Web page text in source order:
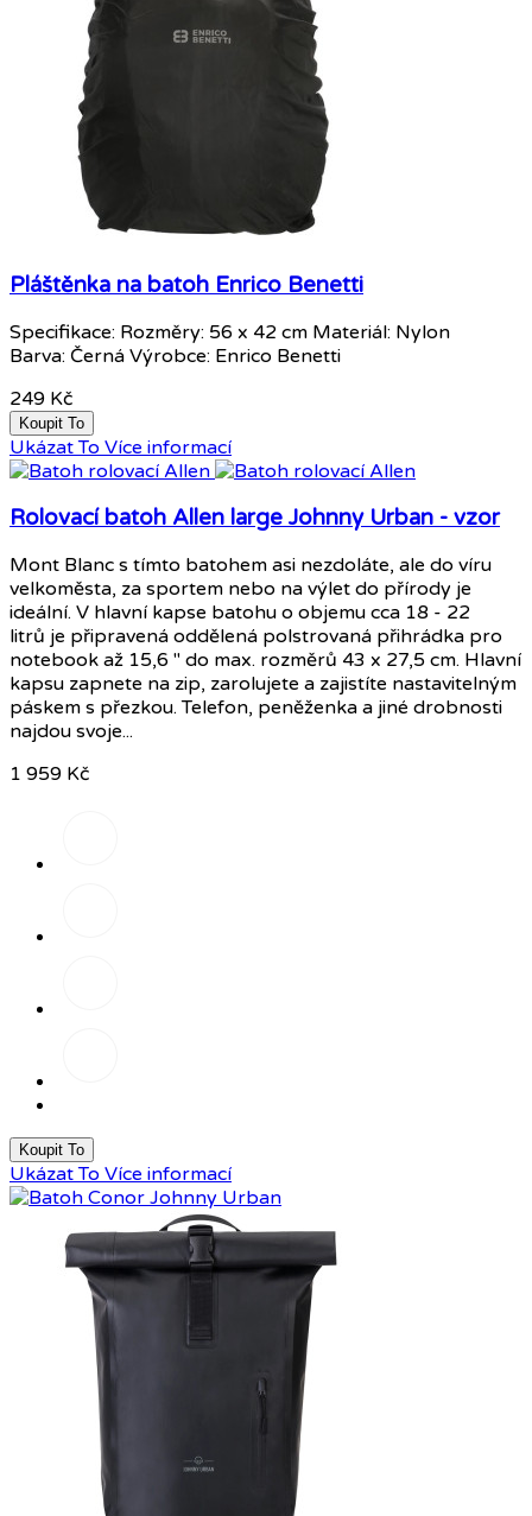
Pláštěnka na batoh Enrico Benetti
Specifikace: Rozměry: 56 x 42 cm Materiál: Nylon
Barva: Černá Výrobce: Enrico Benetti
249 Kč
Koupit To
Ukázat To Více informací
Rolovací batoh Allen large Johnny Urban - vzor
Mont Blanc s tímto batohem asi nezdoláte, ale do víru
velkoměsta, za sportem nebo na výlet do přírody je
ideální. V hlavní kapse batohu o objemu cca 18 - 22
litrů je připravená oddělená polstrovaná přihrádka pro
notebook až 15,6 " do max. rozměrů 43 x 27,5 cm. Hlavní
kapsu zapnete na zip, zarolujete a zajistíte nastavitelným
páskem s přezkou. Telefon, peněženka a jiné drobnosti
najdou svoje...
1 959 Kč
Koupit To
Ukázat To Více informací